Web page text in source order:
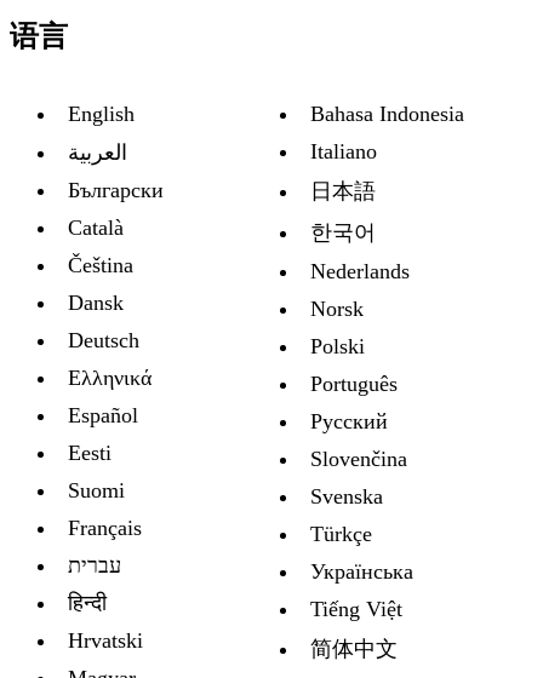
语言
English
العربية
Български
Català
Čeština
Dansk
Deutsch
Ελληνικά
Español
Eesti
Suomi
Français
עברית
हिन्दी
Hrvatski
Bahasa Indonesia
Italiano
日本語
한국어
Nederlands
Norsk
Polski
Português
Русский
Slovenčina
Svenska
Türkçe
Украïнська
Tiếng Việt
简体中文